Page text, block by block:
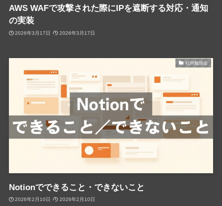
AWS WAFで攻撃された際にIPを遮断する対応・通知
の実装
2026年3月17日 2026年3月17日
社内勉強会
Notionでできること・できないこと
2026年2月10日 2026年2月10日